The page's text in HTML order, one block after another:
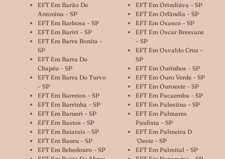
EFT Em Barão De
Antonina – SP
EFT Em Barbosa – SP
EFT Em Bariri – SP
EFT Em Barra Bonita –
SP
EFT Em Barra Do
Chapéu – SP
EFT Em Barra Do Turvo
– SP
EFT Em Barretos – SP
EFT Em Barrinha – SP
EFT Em Barueri – SP
EFT Em Bastos – SP
EFT Em Batatais – SP
EFT Em Bauru – SP
EFT Em Bebedouro – SP
EFT Em Orindiúva – SP
EFT Em Orlândia – SP
EFT Em Osasco – SP
EFT Em Oscar Bressane
– SP
EFT Em Osvaldo Cruz –
SP
EFT Em Ourinhos – SP
EFT Em Ouro Verde – SP
EFT Em Ouroeste – SP
EFT Em Pacaembu – SP
EFT Em Palestina – SP
EFT Em Palmares
Paulista – SP
EFT Em Palmeira D
´oeste – SP
EFT Em Palmital – SP